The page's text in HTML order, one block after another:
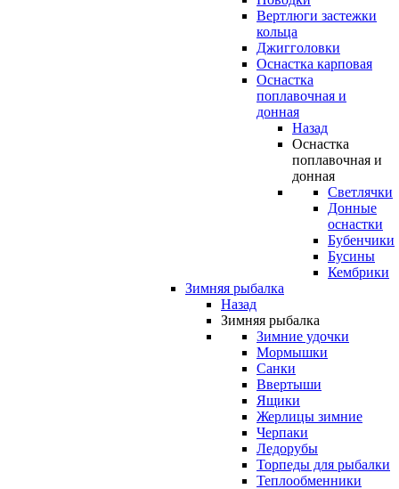
Вертлюги застежки
кольца
Джигголовки
Оснастка карповая
Оснастка
поплавочная и
донная
Назад
Оснастка
поплавочная и
донная
Светлячки
Донные
оснастки
Бубенчики
Бусины
Кембрики
Зимняя рыбалка
Назад
Зимняя рыбалка
Зимние удочки
Мормышки
Санки
Ввертыши
Ящики
Жерлицы зимние
Черпаки
Ледорубы
Торпеды для рыбалки
Теплообменники